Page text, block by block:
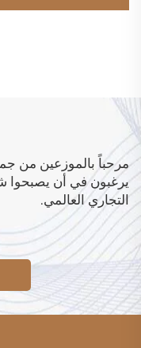
مرحباً بالموزعين من
يرغبون في أن يصبحوا
التجاري العالمي.